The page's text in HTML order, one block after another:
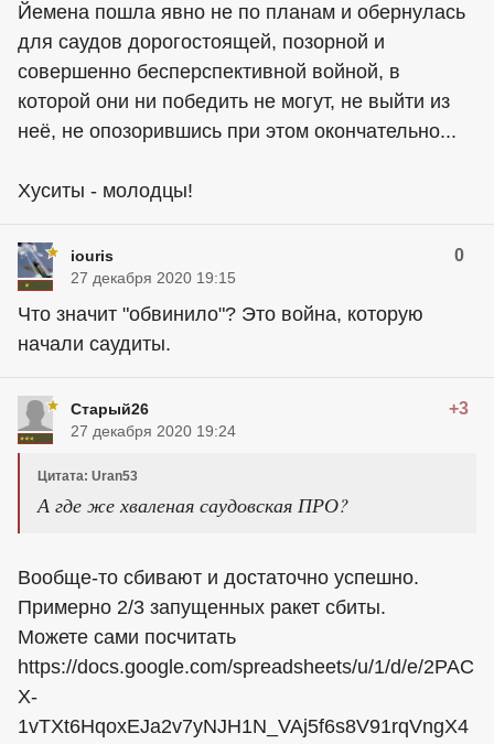
Йемена пошла явно не по планам и обернулась
для саудов дорогостоящей, позорной и
совершенно бесперспективной войной, в
которой они ни победить не могут, не выйти из
неё, не опозорившись при этом окончательно...
Хуситы - молодцы!
iouris 0
27 декабря 2020 19:15
Что значит "обвинило"? Это война, которую
начали саудиты.
Старый26 +3
27 декабря 2020 19:24
Цитата: Uran53
А где же хваленая саудовская ПРО?
Вообще-то сбивают и достаточно успешно.
Примерно 2/3 запущенных ракет сбиты.
Можете сами посчитать
https://docs.google.com/spreadsheets/u/1/d/e/2PAC
X-
1vTXt6HqoxEJa2v7yNJH1N_VAj5f6s8V91rqVngX4